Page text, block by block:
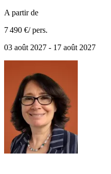
A partir de
7 490 €/ pers.
03 août 2027 - 17 août 2027